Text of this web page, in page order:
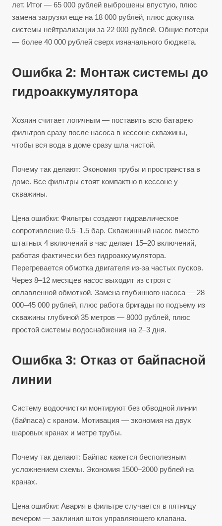
лет. Итог — 65 000 рублей выброшены впустую, плюс
замена загрузки еще на 18 000 рублей, плюс докупка
системы нейтрализации за 22 000 рублей. Общие потери
— более 40 000 рублей сверх изначального бюджета.
Ошибка 2: Монтаж системы до
гидроаккумулятора
Хозяин считает логичным — поставить всю батарею
фильтров сразу после насоса в кессоне скважины,
чтобы вся вода в доме сразу шла чистой.
Почему так делают: Экономия трубы и пространства в
доме. Все фильтры стоят компактно в кессоне у
скважины.
Цена ошибки: Фильтры создают гидравлическое
сопротивление 0.5–1.5 бар. Скважинный насос вместо
штатных 4 включений в час делает 15–20 включений,
работая фактически без гидроаккумулятора.
Перегревается обмотка двигателя из-за частых пусков.
Через 8–12 месяцев насос выходит из строя с
оплавленной обмоткой. Замена глубинного насоса — 28
000–45 000 рублей, плюс работа бригады по подъему из
скважины глубиной 35 метров — 8000 рублей, плюс
простой системы водоснабжения на 2–3 дня.
Ошибка 3: Отказ от байпасной
линии
Систему водоочистки монтируют без обводной линии
(байпаса) с краном. Мотивация — экономия на двух
шаровых кранах и метре трубы.
Почему так делают: Байпас кажется бесполезным
усложнением схемы. Экономия 1500–2000 рублей на
кранах.
Цена ошибки: Авария в фильтре случается в пятницу
вечером — заклинил шток управляющего клапана.